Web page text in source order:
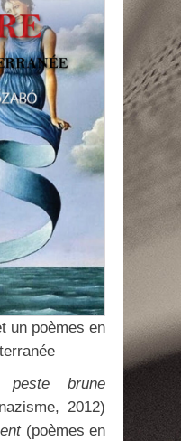
un poèmes en
brune
2012)
(poèmes en